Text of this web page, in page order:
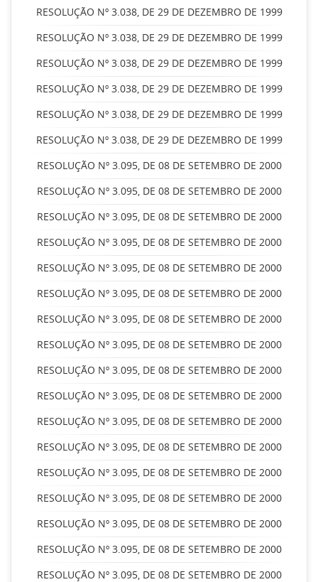
RESOLUÇÃO Nº 3.038, DE 29 DE DEZEMBRO DE 1999
RESOLUÇÃO Nº 3.038, DE 29 DE DEZEMBRO DE 1999
RESOLUÇÃO Nº 3.038, DE 29 DE DEZEMBRO DE 1999
RESOLUÇÃO Nº 3.038, DE 29 DE DEZEMBRO DE 1999
RESOLUÇÃO Nº 3.038, DE 29 DE DEZEMBRO DE 1999
RESOLUÇÃO Nº 3.038, DE 29 DE DEZEMBRO DE 1999
RESOLUÇÃO Nº 3.095, DE 08 DE SETEMBRO DE 2000
RESOLUÇÃO Nº 3.095, DE 08 DE SETEMBRO DE 2000
RESOLUÇÃO Nº 3.095, DE 08 DE SETEMBRO DE 2000
RESOLUÇÃO Nº 3.095, DE 08 DE SETEMBRO DE 2000
RESOLUÇÃO Nº 3.095, DE 08 DE SETEMBRO DE 2000
RESOLUÇÃO Nº 3.095, DE 08 DE SETEMBRO DE 2000
RESOLUÇÃO Nº 3.095, DE 08 DE SETEMBRO DE 2000
RESOLUÇÃO Nº 3.095, DE 08 DE SETEMBRO DE 2000
RESOLUÇÃO Nº 3.095, DE 08 DE SETEMBRO DE 2000
RESOLUÇÃO Nº 3.095, DE 08 DE SETEMBRO DE 2000
RESOLUÇÃO Nº 3.095, DE 08 DE SETEMBRO DE 2000
RESOLUÇÃO Nº 3.095, DE 08 DE SETEMBRO DE 2000
RESOLUÇÃO Nº 3.095, DE 08 DE SETEMBRO DE 2000
RESOLUÇÃO Nº 3.095, DE 08 DE SETEMBRO DE 2000
RESOLUÇÃO Nº 3.095, DE 08 DE SETEMBRO DE 2000
RESOLUÇÃO Nº 3.095, DE 08 DE SETEMBRO DE 2000
RESOLUÇÃO Nº 3.095, DE 08 DE SETEMBRO DE 2000